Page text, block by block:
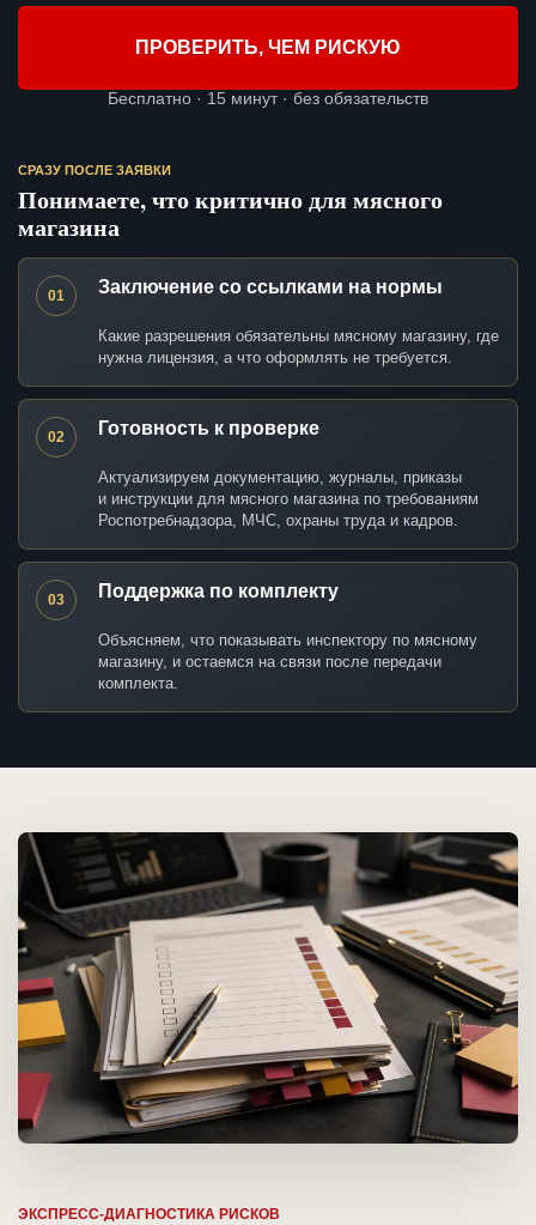
ПРОВЕРИТЬ, ЧЕМ РИСКУЮ
Бесплатно · 15 минут · без обязательств
СРАЗУ ПОСЛЕ ЗАЯВКИ
Понимаете, что критично для мясного
магазина
01 Заключение со ссылками на нормы
Какие разрешения обязательны мясному магазину, где
нужна лицензия, а что оформлять не требуется.
02 Готовность к проверке
Актуализируем документацию, журналы, приказы
и инструкции для мясного магазина по требованиям
Роспотребнадзора, МЧС, охраны труда и кадров.
03 Поддержка по комплекту
Объясняем, что показывать инспектору по мясному
магазину, и остаемся на связи после передачи
комплекта.
ЭКСПРЕСС-ДИАГНОСТИКА РИСКОВ